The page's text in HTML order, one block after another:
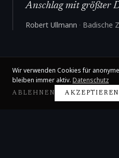
Anschlag mit größter
Robert Ullmann · Badische
Wir verwenden Cookies für
bleiben immer aktiv. Datenschutz
ABLEHNEN AKZEPTIEREN